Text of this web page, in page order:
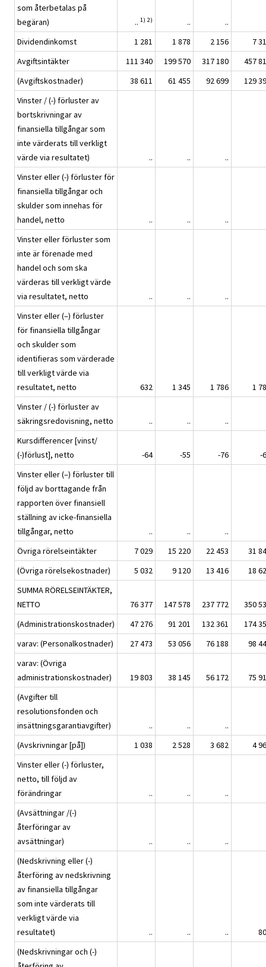
som återbetalas på
begäran)
.. 1) 2) ..
..
Dividendinkomst
1 281 1 878 2 156
7
Avgiftsintäkter
111 340 199 570 317 180
457
(Avgiftskostnader)
38 611 61 455 92 699
129
Vinster / (-) förluster av
bortskrivningar av
finansiella tillgångar som
inte värderats till verkligt
värde via resultatet)
.. ..
..
Vinster eller (-) förluster för
finansiella tillgångar och
skulder som innehas för
handel, netto
.. ..
..
Vinster eller förluster som
inte är förenade med
handel och som ska
värderas till verkligt värde
via resultatet, netto
.. ..
..
Vinster eller (–) förluster
för finansiella tillgångar
och skulder som
identifieras som värderade
till verkligt värde via
resultatet, netto
632 1 345 1 786
1
Vinster / (-) förluster av
säkringsredovisning, netto
.. ..
..
Kursdifferencer [vinst/
(-)förlust], netto
-64 -55 -76
-
Vinster eller (–) förluster till
följd av borttagande från
rapporten över finansiell
ställning av icke-finansiella
tillgångar, netto
.. ..
..
Övriga rörelseintäkter
7 029 15 220 22 453
31
(Övriga rörelsekostnader)
5 032 9 120 13 416
18
SUMMA RÖRELSEINTÄKTER,
NETTO
76 377 147 578 237 772
350
(Administrationskostnader)
47 276 91 201 132 361
174
varav: (Personalkostnader)
27 473 53 056 76 188
98
varav: (Övriga
administrationskostnader)
19 803 38 145 56 172
75
(Avgifter till
resolutionsfonden och
insättningsgarantiavgifter)
.. ..
..
(Avskrivningar [på])
1 038 2 528 3 682
4
Vinster eller (-) förluster,
netto, till följd av
förändringar
.. ..
..
(Avsättningar /(-)
återföringar av
avsättningar)
.. ..
..
(Nedskrivning eller (-)
återföring av nedskrivning
av finansiella tillgångar
som inte värderats till
verkligt värde via
resultatet)
.. .. ..
(Nedskrivningar och (-)